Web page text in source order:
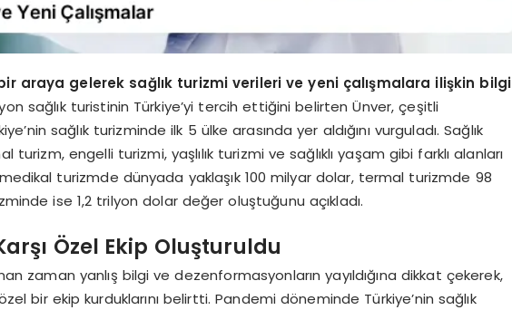
araya gelerek sağlık turizmi verileri ve yeni çalışmalara ilişkin bilgi
sağlık turistinin Türkiye’yi tercih ettiğini belirten Ünver, çeşitli
sağlık turizminde ilk 5 ülke arasında yer aldığını vurguladı. Sağlık
engelli turizmi, yaşlılık turizmi ve sağlıklı yaşam gibi farklı alanları
medikal turizmde dünyada yaklaşık 100 milyar dolar, termal turizmde 98
ise 1,2 trilyon dolar değer oluştuğunu açıkladı.
Özel Ekip Oluşturuldu
zaman yanlış bilgi ve dezenformasyonların yayıldığına dikkat çekerek,
bir ekip kurduklarını belirtti. Pandemi döneminde Türkiye’nin sağlık